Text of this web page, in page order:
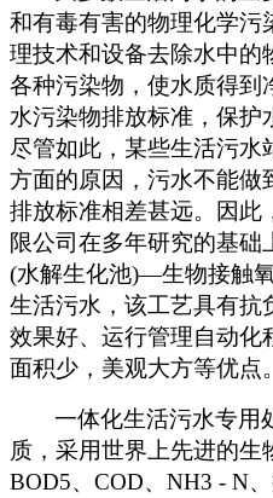
和有毒有害的物理化学污
理技术和设备去除水中的
各种污染物，使水质得到
水污染物排放标准，保护
尽管如此，某些生活污水
方面的原因，污水不能做
排放标准相差甚远。因此
限公司在多年研究的基
(水解生化池)—生物接触
生活污水，该工艺具有抗
效果好、运行管理自动化
面积少，美观大方等优点。
一体化生活污水专用
质，采用世界上先进的生
BOD5、COD、NH3 - N